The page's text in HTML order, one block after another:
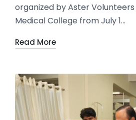
organized by Aster Volunteers
Medical College from July 1…
Read More